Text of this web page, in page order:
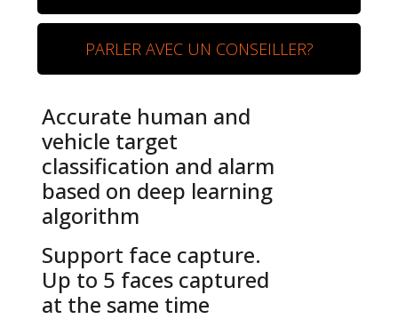
PARLER AVEC UN CONSEILLER?
Accurate human and
vehicle target
classification and alarm
based on deep learning
algorithm
Support face capture.
Up to 5 faces captured
at the same time